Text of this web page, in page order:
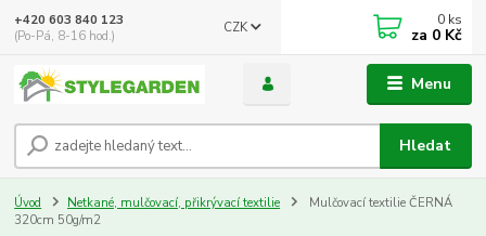
Menu
CZK
Hledat
+420 603 840 123
(Po-Pá, 8-16 hod.)
0 ks
za 0 Kč
Úvod Netkané, mulčovací, přikrývací textilie
Mulčovací textilie ČERNÁ
320cm 50g/m2